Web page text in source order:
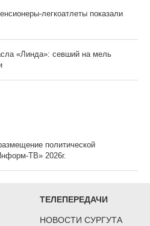
легкоатлеты показали
«Линда»: севший на мель
политической
ТВ» 2026г.
ТЕЛЕПЕРЕДАЧИ
НОВОСТИ СУРГУТА